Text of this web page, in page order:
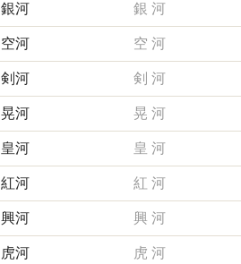
銀河 銀 河
空河 空 河
剣河 剣 河
晃河 晃 河
皇河 皇 河
紅河 紅 河
興河 興 河
虎河 虎 河